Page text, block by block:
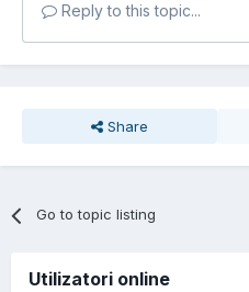
Reply to this topic...
Share
Go to topic listing
Utilizatori online